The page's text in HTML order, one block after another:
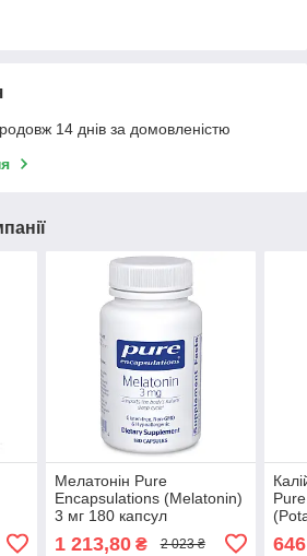
14 днів за домовленістю
Мелатонін Pure
Encapsulations (Melatonin)
3 мг 180 капсул
1 213,80₴ 2 023 ₴